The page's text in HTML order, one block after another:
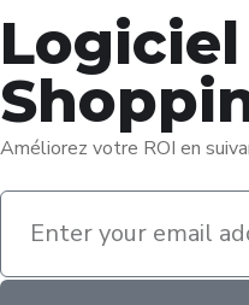
Améliorez votre ROI en